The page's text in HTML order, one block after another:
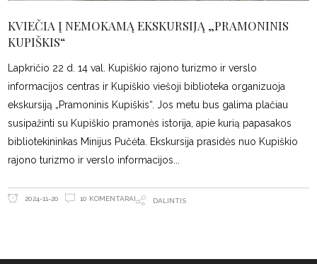
KVIEČIA Į NEMOKAMĄ EKSKURSIJĄ „PRAMONINIS
KUPIŠKIS“
Lapkričio 22 d. 14 val. Kupiškio rajono turizmo ir verslo
informacijos centras ir Kupiškio viešoji biblioteka organizuoja
ekskursiją „Pramoninis Kupiškis“. Jos metu bus galima plačiau
susipažinti su Kupiškio pramonės istorija, apie kurią papasakos
bibliotekininkas Minijus Pučėta. Ekskursija prasidės nuo Kupiškio
rajono turizmo ir verslo informacijos
2024-11-20 10 KOMENTARAI DALINTIS